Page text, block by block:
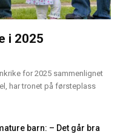
i 2025
for 2025 sammenlignet
har tronet på førsteplass
barn: – Det går bra